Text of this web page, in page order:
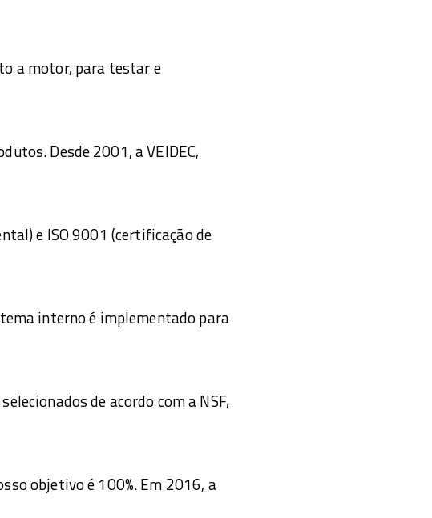
a motor, para testar e
Desde 2001, a VEIDEC,
e ISO 9001 (certificação de
interno é implementado para
de acordo com a NSF,
objetivo é 100%. Em 2016, a